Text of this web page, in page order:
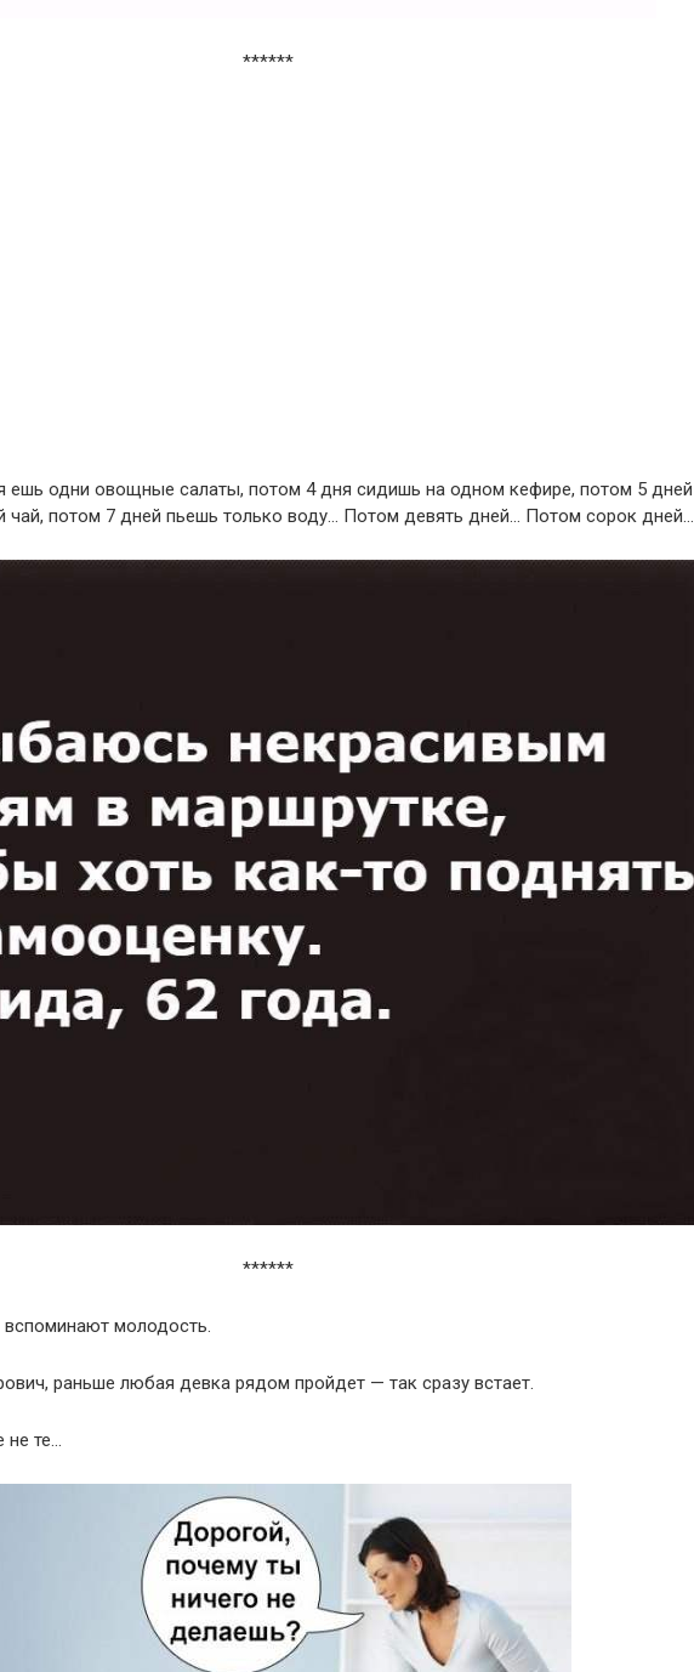
******
ешь одни овощные салаты, потом 4 дня сидишь на одном кефире, потом 5 дней
чай, потом 7 дней пьешь только воду… Потом девять дней… Потом сорок дней…
******
молодость.
раньше любая девка рядом пройдет — так сразу встает.
те…